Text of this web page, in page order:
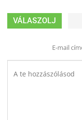
VÁLASZOLJ
E-mail